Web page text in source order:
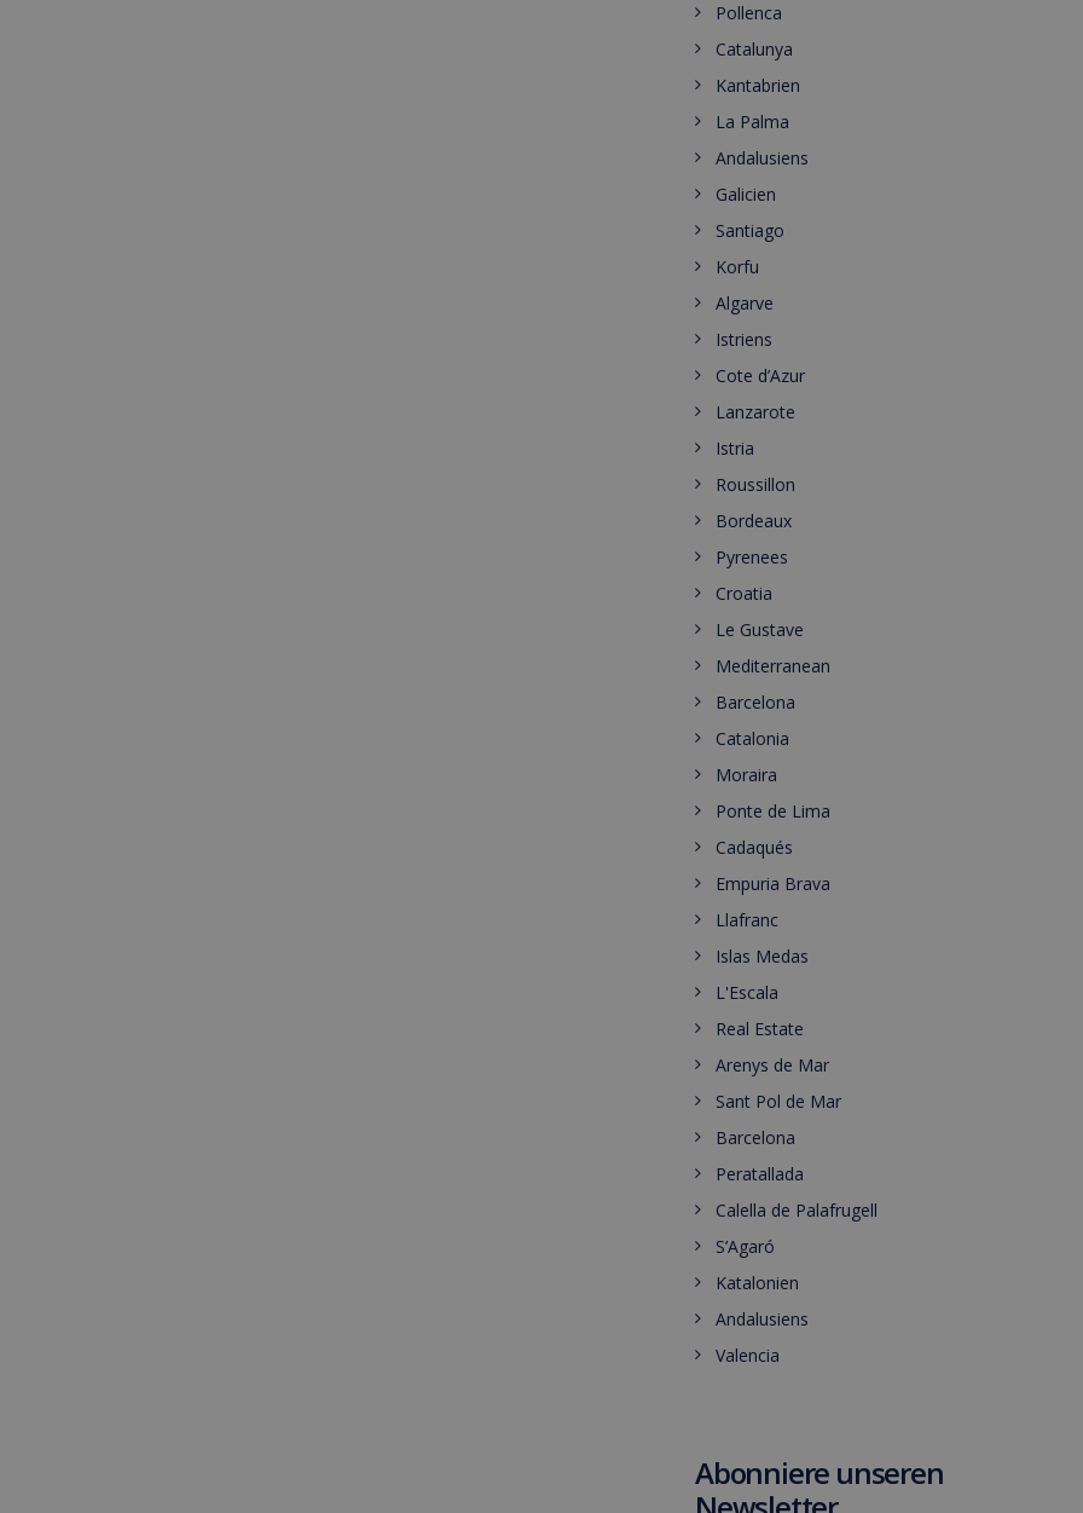
Pollenca
Catalunya
Kantabrien
La Palma
Andalusiens
Galicien
Santiago
Korfu
Algarve
Istriens
Cote d’Azur
Lanzarote
Istria
Roussillon
Bordeaux
Pyrenees
Croatia
Le Gustave
Mediterranean
Barcelona
Catalonia
Moraira
Ponte de Lima
Cadaqués
Empuria Brava
Llafranc
Islas Medas
L'Escala
Real Estate
Arenys de Mar
Sant Pol de Mar
Barcelona
Peratallada
Calella de Palafrugell
S’Agaró
Katalonien
Andalusiens
Valencia
Abonniere unseren